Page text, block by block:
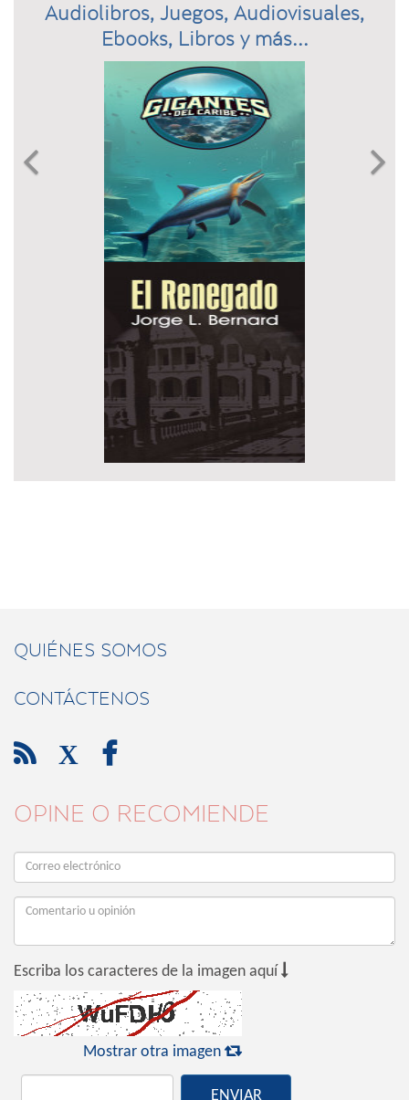
Audiolibros, Juegos, Audiovisuales,
Ebooks, Libros y más...
Previous 
QUIÉNES SOMOS
CONTÁCTENOS
 X 
OPINE O RECOMIENDE
Escriba los caracteres de la imagen aquí 
Mostrar otra imagen 
ENVIAR